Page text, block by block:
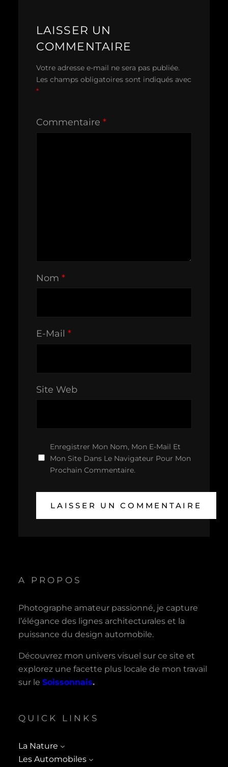
LAISSER UN
COMMENTAIRE
Votre adresse e-mail ne sera pas publiée.
Les champs obligatoires sont indiqués avec
*
Commentaire *
Nom *
E-Mail *
Site Web
Enregistrer Mon Nom, Mon E-Mail Et
Mon Site Dans Le Navigateur Pour Mon
Prochain Commentaire.
A PROPOS
Photographe amateur passionné, je capture
l’élégance des lignes architecturales et la
puissance du design automobile.
Découvrez mon univers visuel sur ce site et
explorez une facette plus locale de mon travail
sur le Soissonnais.
QUICK LINKS
La Nature
Les Automobiles